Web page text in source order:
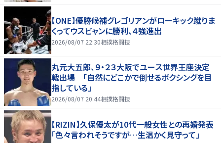
【ONE】優勝候補グレゴリアンがローキック蹴りま
くってウスビャンに勝利、４強進出
2026/08/07 22:30相撲格闘技
丸元大五郎、９・２３大阪でユース世界王座決定
戦出場 「自然にどこかで倒せるボクシングを目
指している」
2026/08/07 20:44相撲格闘技
【RIZIN】久保優太が10代一般女性との再婚発表
「色々言われそうですが…生温かく見守って」